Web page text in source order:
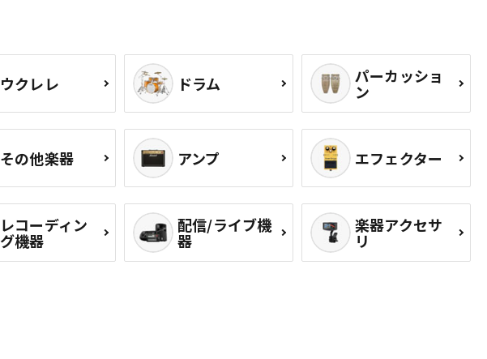
ウクレレ ドラム パーカッショ
ン
その他楽器 アンプ エフェクター
レコーディン
グ機器
配信/ライブ機
器
楽器アクセサ
リ